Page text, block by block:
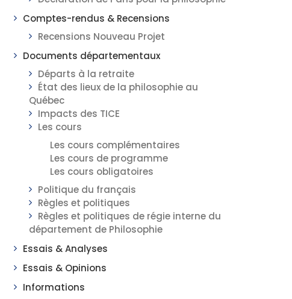
Comptes-rendus & Recensions
Recensions Nouveau Projet
Documents départementaux
Départs à la retraite
État des lieux de la philosophie au
Québec
Impacts des TICE
Les cours
Les cours complémentaires
Les cours de programme
Les cours obligatoires
Politique du français
Règles et politiques
Règles et politiques de régie interne du
département de Philosophie
Essais & Analyses
Essais & Opinions
Informations